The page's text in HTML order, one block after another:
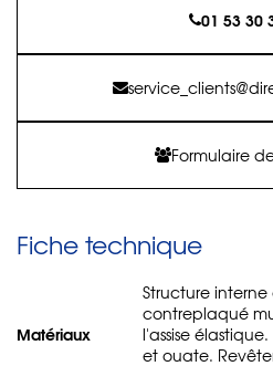
01 53 30
Formulaire
Fiche technique
Matériaux
Structure interne
contreplaqué
l'assise
et ouate.